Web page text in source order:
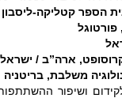
ארה”ב / ישראל
משלבת, בריטניה
ושיפור